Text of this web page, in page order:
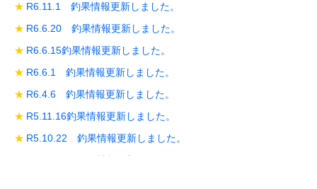
R6.11.1 釣果情報更新しました。
R6.6.20 釣果情報更新しました。
R6.6.15釣果情報更新しました。
R6.6.1 釣果情報更新しました。
R6.4.6 釣果情報更新しました。
R5.11.16釣果情報更新しました。
R5.10.22 釣果情報更新しました。